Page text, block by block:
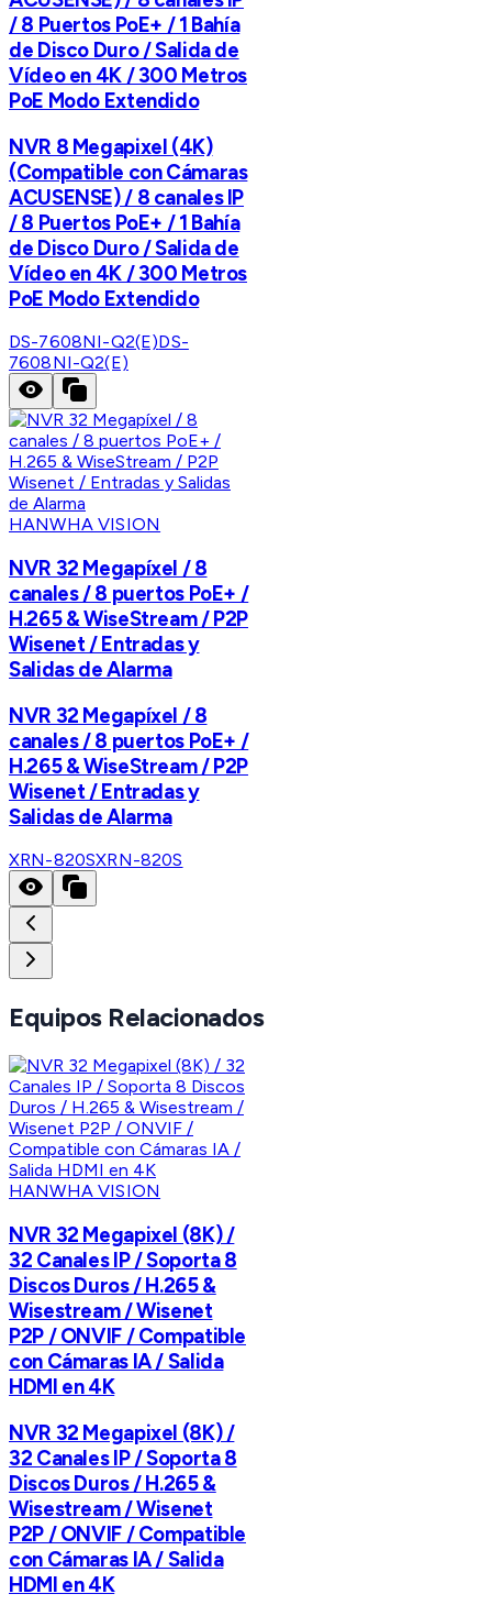
/ 8 Puertos PoE+ / 1 Bahía
de Disco Duro / Salida de
Vídeo en 4K / 300 Metros
PoE Modo Extendido
NVR 8 Megapixel (4K)
(Compatible con Cámaras
ACUSENSE) / 8 canales IP
/ 8 Puertos PoE+ / 1 Bahía
de Disco Duro / Salida de
Vídeo en 4K / 300 Metros
PoE Modo Extendido
DS-7608NI-Q2(E)DS-
7608NI-Q2(E)
HANWHA VISION
NVR 32 Megapíxel / 8
canales / 8 puertos PoE+ /
H.265 & WiseStream / P2P
Wisenet / Entradas y
Salidas de Alarma
NVR 32 Megapíxel / 8
canales / 8 puertos PoE+ /
H.265 & WiseStream / P2P
Wisenet / Entradas y
Salidas de Alarma
XRN-820SXRN-820S
Equipos Relacionados
HANWHA VISION
NVR 32 Megapixel (8K) /
32 Canales IP / Soporta 8
Discos Duros / H.265 &
Wisestream / Wisenet
P2P / ONVIF / Compatible
con Cámaras IA / Salida
HDMI en 4K
NVR 32 Megapixel (8K) /
32 Canales IP / Soporta 8
Discos Duros / H.265 &
Wisestream / Wisenet
P2P / ONVIF / Compatible
con Cámaras IA / Salida
HDMI en 4K